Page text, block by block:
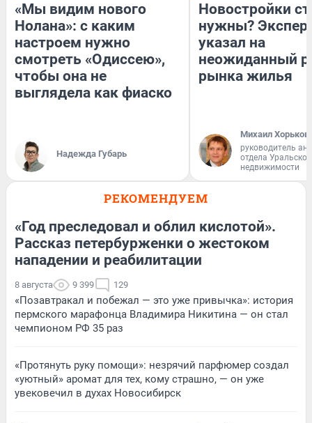
«Мы видим нового
Нолана»: с каким
настроем нужно
смотреть «Одиссею»,
чтобы она не
выглядела как фиаско
Надежда Губарь
Новостройки
нужны?
указал на
неожиданный
рынка жилья
Михаил Хорьков
руководитель
отдела
недвижимости
РЕКОМЕНДУЕМ
«Год преследовал и облил кислотой».
Рассказ петербурженки о жестоком
нападении и реабилитации
8 августа 9 399 129
«Позавтракал и побежал — это уже привычка»: история
пермского марафонца Владимира Никитина — он стал
чемпионом РФ 35 раз
«Протянуть руку помощи»: незрячий парфюмер создал
«уютный» аромат для тех, кому страшно, — он уже
увековечил в духах Новосибирск